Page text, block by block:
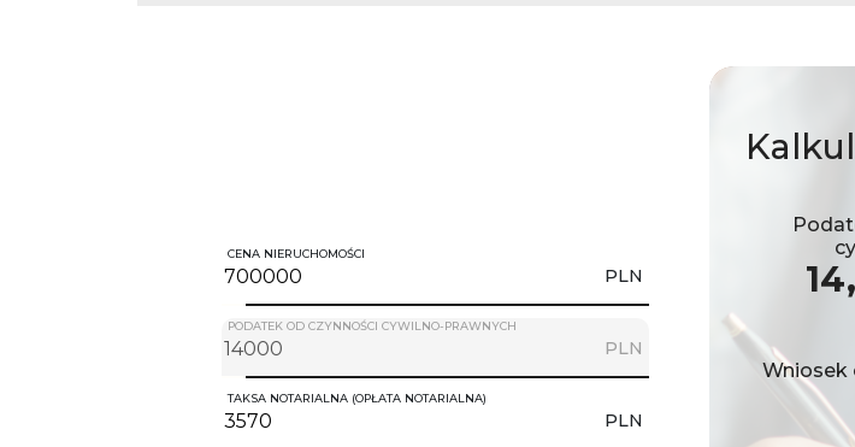
Wniosek
CENA NIERUCHOMOŚCI
PLN
PODATEK OD CZYNNOŚCI CYWILNO-PRAWNYCH
PLN
TAKSA NOTARIALNA (OPŁATA NOTARIALNA)
PLN